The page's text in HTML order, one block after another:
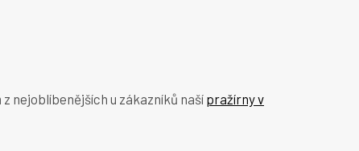
nejoblíbenějších u zákazníků naší pražírny v